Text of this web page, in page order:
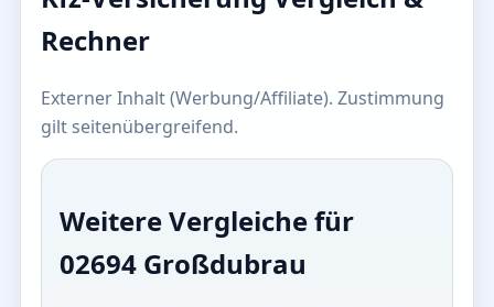
Rechner
Externer Inhalt (Werbung/Affiliate). Zustimmung
gilt seitenübergreifend.
Weitere Vergleiche für
02694 Großdubrau